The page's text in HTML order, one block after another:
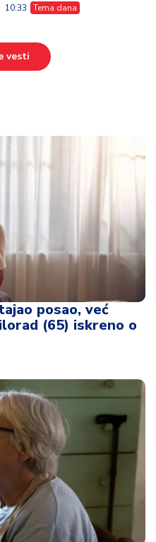
10:33 Tema dana
vesti
posao, već
(65) iskreno o